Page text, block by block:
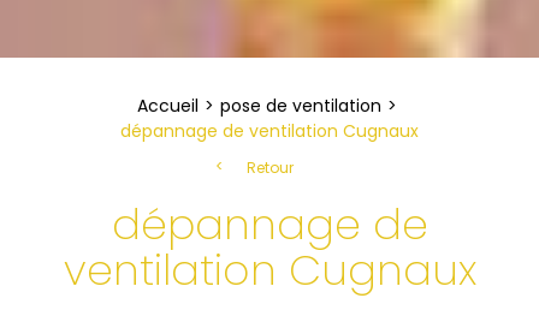
Accueil
pose de ventilation
dépannage de ventilation Cugnaux
Retour
dépannage de
ventilation Cugnaux